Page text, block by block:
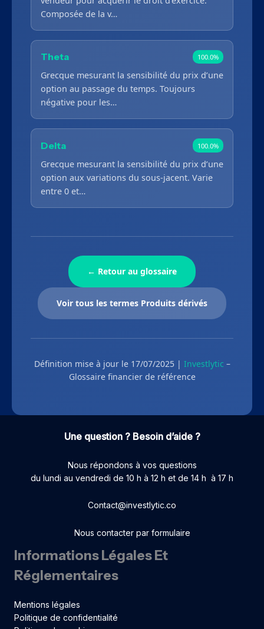
Composée de la v…
Theta 100.0%
Grecque mesurant la sensibilité du prix d’une
option au passage du temps. Toujours
négative pour les…
Delta 100.0%
Grecque mesurant la sensibilité du prix d’une
option aux variations du sous-jacent. Varie
entre 0 et…
← Retour au glossaire
Voir tous les termes Produits dérivés
Définition mise à jour le 17/07/2025 | Investlytic –
Glossaire financier de référence
Une question ? Besoin d’aide ?
Nous répondons à vos questions
du lundi au vendredi de 10 h à 12 h et de 14 h à 17 h
Contact@investlytic.co
Nous contacter par formulaire
Informations Légales Et
Réglementaires
Mentions légales
Politique de confidentialité